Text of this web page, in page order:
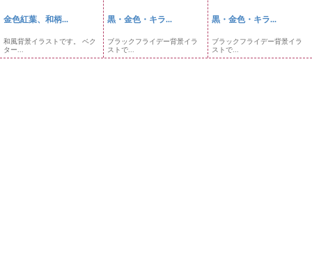
金色紅葉、和柄...
和風背景イラストです。 ベク
ター...
黒・金色・キラ...
ブラックフライデー背景イラ
ストで...
黒・金色・キラ...
ブラックフライデー背景イラ
ストで...